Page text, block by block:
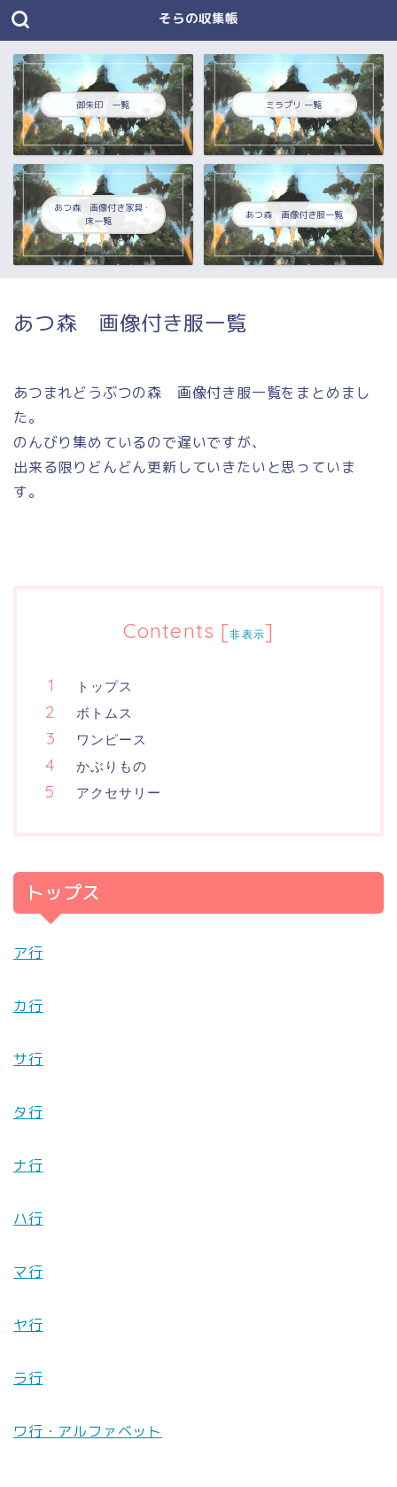
そらの収集帳
御朱印 一覧 ミラプリ 一覧
あつ森 画像付き家具・
床一覧
あつ森 画像付き服一覧
あつ森 画像付き服一覧
あつまれどうぶつの森 画像付き服一覧をまとめまし
た。
のんびり集めているので遅いですが、
出来る限りどんどん更新していきたいと思っていま
す。
Contents [非表示]
トップス
ボトムス
ワンピース
かぶりもの
アクセサリー
トップス
ア行
カ行
サ行
タ行
ナ行
ハ行
マ行
ヤ行
ラ行
ワ行・アルファベット